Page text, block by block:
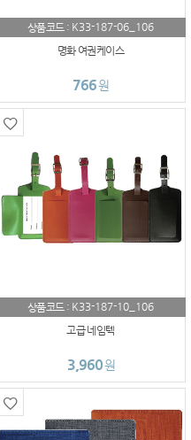
상품코드 : K33-187-06_106
명화 여권케이스
766원
상품코드 : K33-187-10_106
고급 네임텍
3,960원